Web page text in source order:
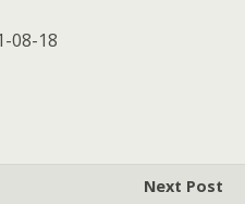
08-18
Next Post